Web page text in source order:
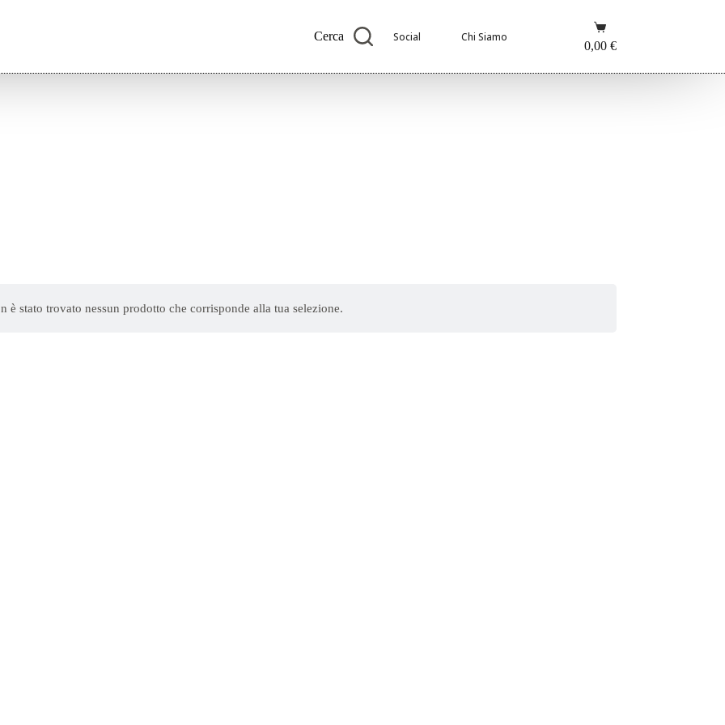
Cerca Social Chi Siamo
Carrello
0,00 €
è stato trovato nessun prodotto che corrisponde alla tua selezione.